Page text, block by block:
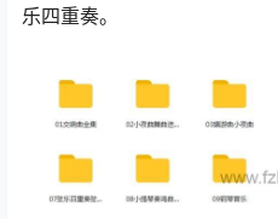
乐四重奏。